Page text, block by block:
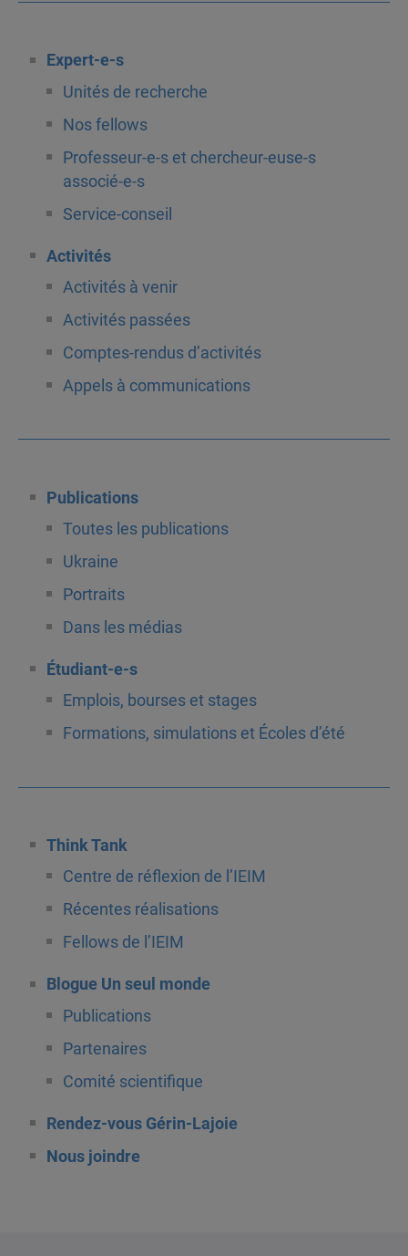
Expert-e-s
Unités de recherche
Nos fellows
Professeur-e-s et chercheur-euse-s
associé-e-s
Service-conseil
Activités
Activités à venir
Activités passées
Comptes-rendus d’activités
Appels à communications
Publications
Toutes les publications
Ukraine
Portraits
Dans les médias
Étudiant-e-s
Emplois, bourses et stages
Formations, simulations et Écoles d’été
Think Tank
Centre de réflexion de l’IEIM
Récentes réalisations
Fellows de l’IEIM
Blogue Un seul monde
Publications
Partenaires
Comité scientifique
Rendez-vous Gérin-Lajoie
Nous joindre